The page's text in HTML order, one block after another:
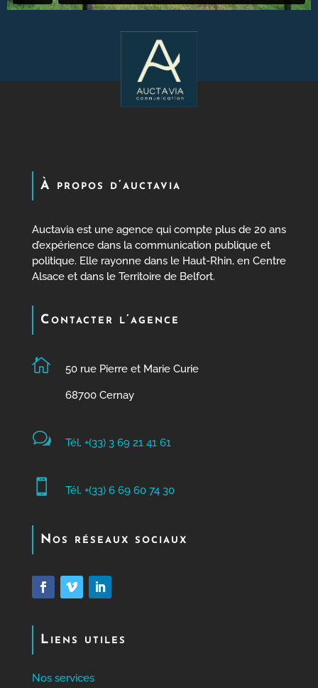
À propos d’auctavia
Auctavia est une agence qui compte plus de 20 ans
d’expérience dans la communication publique et
politique. Elle rayonne dans le Haut-Rhin, en Centre
Alsace et dans le Territoire de Belfort.
Contacter l’agence
 50 rue Pierre et Marie Curie
68700 Cernay
w Tél. +(33) 3 69 21 41 61
 Tél. +(33) 6 69 60 74 30
Nos réseaux sociaux
Liens utiles
Nos services